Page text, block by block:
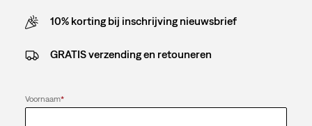
10% korting bij inschrijving nieuwsbrief
GRATIS verzending en retouneren
Voornaam*